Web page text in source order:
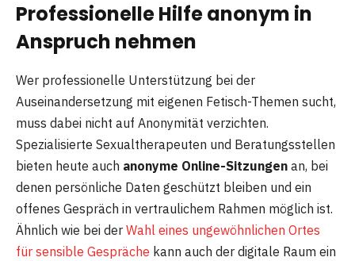
Professionelle Hilfe anonym in
Anspruch nehmen
Wer professionelle Unterstützung bei der
Auseinandersetzung mit eigenen Fetisch-Themen sucht,
muss dabei nicht auf Anonymität verzichten.
Spezialisierte Sexualtherapeuten und Beratungsstellen
bieten heute auch anonyme Online-Sitzungen an, bei
denen persönliche Daten geschützt bleiben und ein
offenes Gespräch in vertraulichem Rahmen möglich ist.
Ähnlich wie bei der Wahl eines ungewöhnlichen Ortes
für sensible Gespräche kann auch der digitale Raum ein